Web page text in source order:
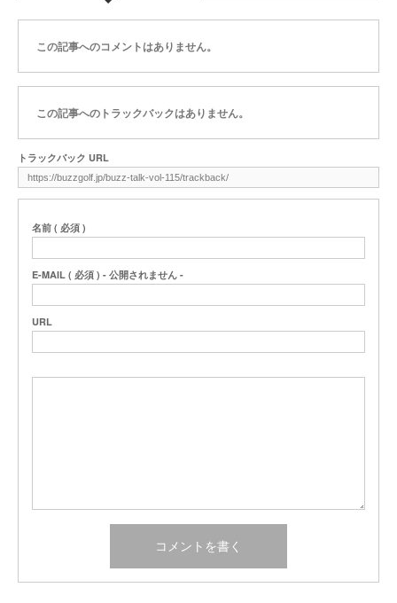
この記事へのコメントはありません。
この記事へのトラックバックはありません。
トラックバック URL
名前 ( 必須 )
E-MAIL ( 必須 ) - 公開されません -
URL